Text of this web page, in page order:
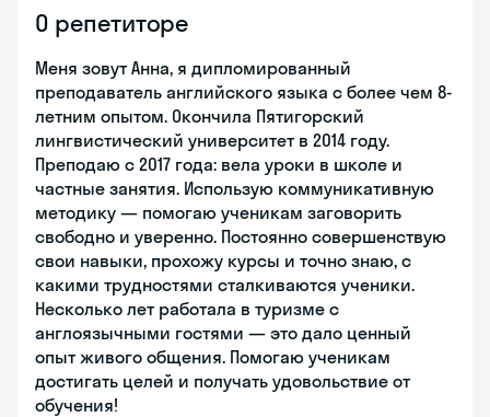
О репетиторе
Меня зовут Анна, я дипломированный
преподаватель английского языка с более чем 8-
летним опытом. Окончила Пятигорский
лингвистический университет в 2014 году.
Преподаю с 2017 года: вела уроки в школе и
частные занятия. Использую коммуникативную
методику — помогаю ученикам заговорить
свободно и уверенно. Постоянно совершенствую
свои навыки, прохожу курсы и точно знаю, с
какими трудностями сталкиваются ученики.
Несколько лет работала в туризме с
англоязычными гостями — это дало ценный
опыт живого общения. Помогаю ученикам
достигать целей и получать удовольствие от
обучения!